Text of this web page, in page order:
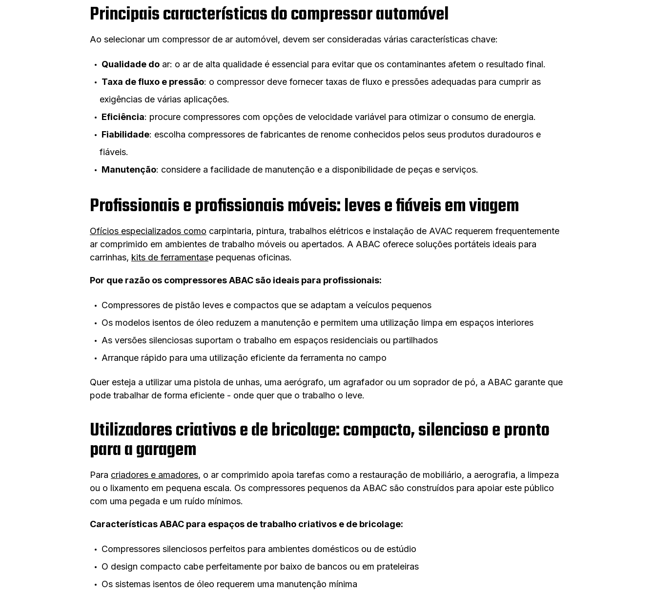
Principais características do compressor automóvel
Ao selecionar um compressor de ar automóvel, devem ser consideradas várias características chave:
Qualidade do ar: o ar de alta qualidade é essencial para evitar que os contaminantes afetem o resultado final.
Taxa de fluxo e pressão: o compressor deve fornecer taxas de fluxo e pressões adequadas para cumprir as
exigências de várias aplicações.
Eficiência: procure compressores com opções de velocidade variável para otimizar o consumo de energia.
Fiabilidade: escolha compressores de fabricantes de renome conhecidos pelos seus produtos duradouros e
fiáveis.
Manutenção: considere a facilidade de manutenção e a disponibilidade de peças e serviços.
Profissionais e profissionais móveis: leves e fiáveis em viagem
Ofícios especializados como carpintaria, pintura, trabalhos elétricos e instalação de AVAC requerem frequentemente
ar comprimido em ambientes de trabalho móveis ou apertados. A ABAC oferece soluções portáteis ideais para
carrinhas, kits de ferramentase pequenas oficinas.
Por que razão os compressores ABAC são ideais para profissionais:
Compressores de pistão leves e compactos que se adaptam a veículos pequenos
Os modelos isentos de óleo reduzem a manutenção e permitem uma utilização limpa em espaços interiores
As versões silenciosas suportam o trabalho em espaços residenciais ou partilhados
Arranque rápido para uma utilização eficiente da ferramenta no campo
Quer esteja a utilizar uma pistola de unhas, uma aerógrafo, um agrafador ou um soprador de pó, a ABAC garante que
pode trabalhar de forma eficiente - onde quer que o trabalho o leve.
Utilizadores criativos e de bricolage: compacto, silencioso e pronto
para a garagem
Para criadores e amadores, o ar comprimido apoia tarefas como a restauração de mobiliário, a aerografia, a limpeza
ou o lixamento em pequena escala. Os compressores pequenos da ABAC são construídos para apoiar este público
com uma pegada e um ruído mínimos.
Características ABAC para espaços de trabalho criativos e de bricolage:
Compressores silenciosos perfeitos para ambientes domésticos ou de estúdio
O design compacto cabe perfeitamente por baixo de bancos ou em prateleiras
Os sistemas isentos de óleo requerem uma manutenção mínima